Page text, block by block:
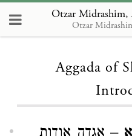
Otzar
Aggada of